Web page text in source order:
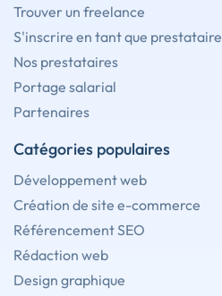
Trouver un freelance
S'inscrire en tant que prestataire
Nos prestataires
Portage salarial
Partenaires
Catégories populaires
Développement web
Création de site e-commerce
Référencement SEO
Rédaction web
Design graphique